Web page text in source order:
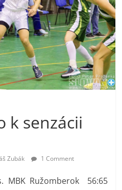
k senzácii
Zubák 1 Comment
MBK Ružomberok 56:65